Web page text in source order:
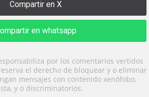
Compartir en X
en whatsapp
por los comentarios vertidos
el derecho de bloquear y o eliminar
mensajes con contenido xenófobo,
y o discriminatorios.